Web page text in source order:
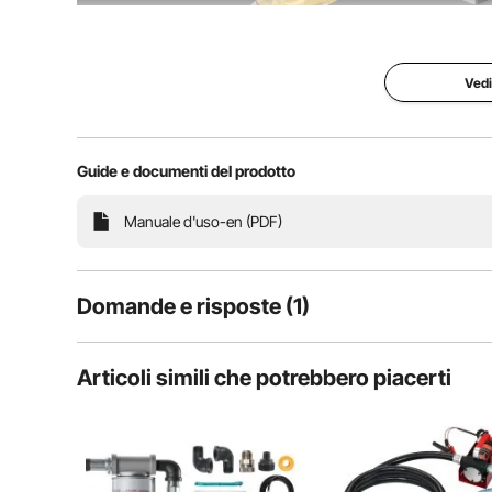
8 piedi (2,4 m) e una prevalenza massima di 45
offre
Realizzata in ghisa ad alta resistenza per un'ottima
Guide e documenti del prodotto
Manuale d'uso-en (PDF)
Domande e risposte (1)
1 Domande
Posso aspirare anche la benzina?
Articoli simili che potrebbero piacerti